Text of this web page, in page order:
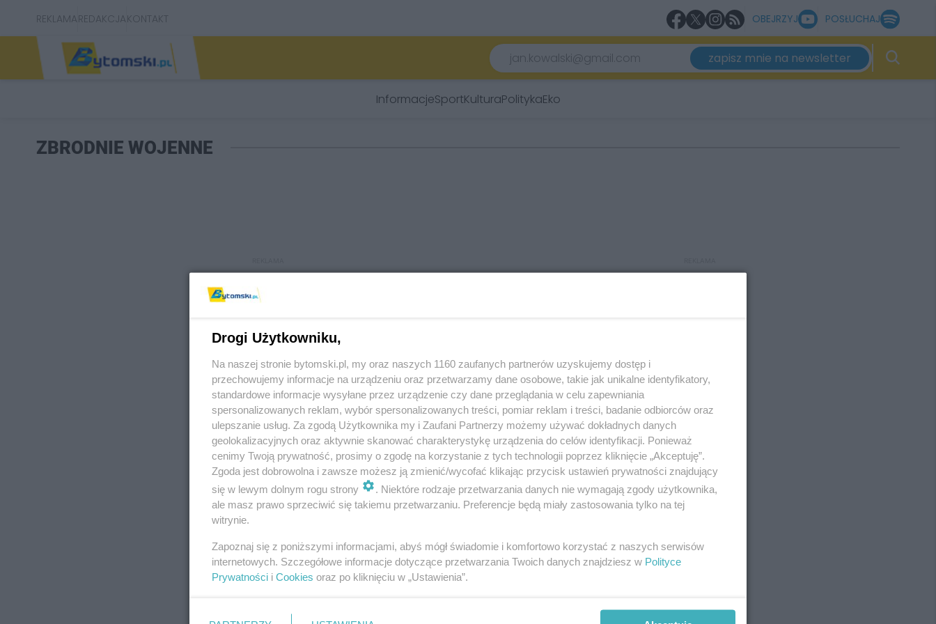
REKLAMAREDAKCJAKONTAKT OBEJRZYJ POSŁUCHAJ
zapisz mnie na newsletter
InformacjeSportKulturaPolitykaEko
ZBRODNIE WOJENNE
REKLAMA REKLAMA
Drogi Użytkowniku,
Na naszej stronie bytomski.pl, my oraz naszych 1160 zaufanych partnerów uzyskujemy dostęp i
przechowujemy informacje na urządzeniu oraz przetwarzamy dane osobowe, takie jak unikalne identyfikatory,
standardowe informacje wysyłane przez urządzenie czy dane przeglądania w celu zapewniania
spersonalizowanych reklam, wybór spersonalizowanych treści, pomiar reklam i treści, badanie odbiorców oraz
ulepszanie usług. Za zgodą Użytkownika my i Zaufani Partnerzy możemy używać dokładnych danych
geolokalizacyjnych oraz aktywnie skanować charakterystykę urządzenia do celów identyfikacji. Ponieważ
cenimy Twoją prywatność, prosimy o zgodę na korzystanie z tych technologii poprzez kliknięcie „Akceptuję”.
Zgoda jest dobrowolna i zawsze możesz ją zmienić/wycofać klikając przycisk ustawień prywatności znajdujący
się w lewym dolnym rogu strony
. Niektóre rodzaje przetwarzania danych nie wymagają zgody użytkownika,
ale masz prawo sprzeciwić się takiemu przetwarzaniu. Preferencje będą miały zastosowania tylko na tej
witrynie.
Zapoznaj się z poniższymi informacjami, abyś mógł świadomie i komfortowo korzystać z naszych serwisów
internetowych. Szczegółowe informacje dotyczące przetwarzania Twoich danych znajdziesz w Polityce
Prywatności i Cookies oraz po kliknięciu w „Ustawienia”.